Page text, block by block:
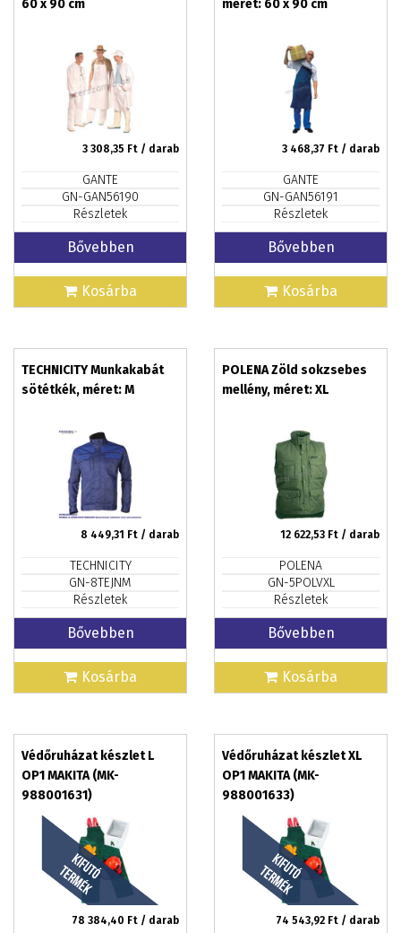
60 x 90 cm
3 308,35 Ft / darab
GANTE
GN-GAN56190
Részletek
Bővebben
Kosárba
méret: 60 x 90 cm
3 468,37 Ft / darab
GANTE
GN-GAN56191
Részletek
Bővebben
Kosárba
TECHNICITY Munkakabát
sötétkék, méret: M
8 449,31 Ft / darab
TECHNICITY
GN-8TEJNM
Részletek
Bővebben
Kosárba
POLENA Zöld sokzsebes
mellény, méret: XL
12 622,53 Ft / darab
POLENA
GN-5POLVXL
Részletek
Bővebben
Kosárba
Védőruházat készlet L
OP1 MAKITA (MK-
988001631)
78 384,40 Ft / darab
Védőruházat készlet XL
OP1 MAKITA (MK-
988001633)
74 543,92 Ft / darab